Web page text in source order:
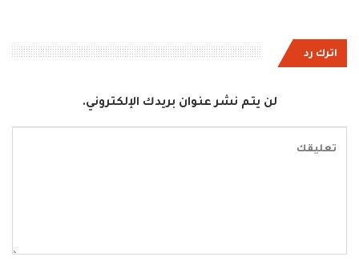
اترك رد
لن يتم نشر عنوان بريدك الإلكتروني.